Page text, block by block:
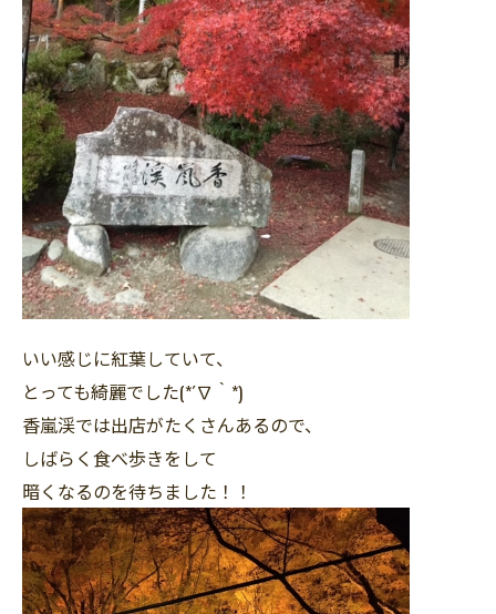
いい感じに紅葉していて、
とっても綺麗でした(*´∇｀*)
香嵐渓では出店がたくさんあるので、
しばらく食べ歩きをして
暗くなるのを待ちました！！